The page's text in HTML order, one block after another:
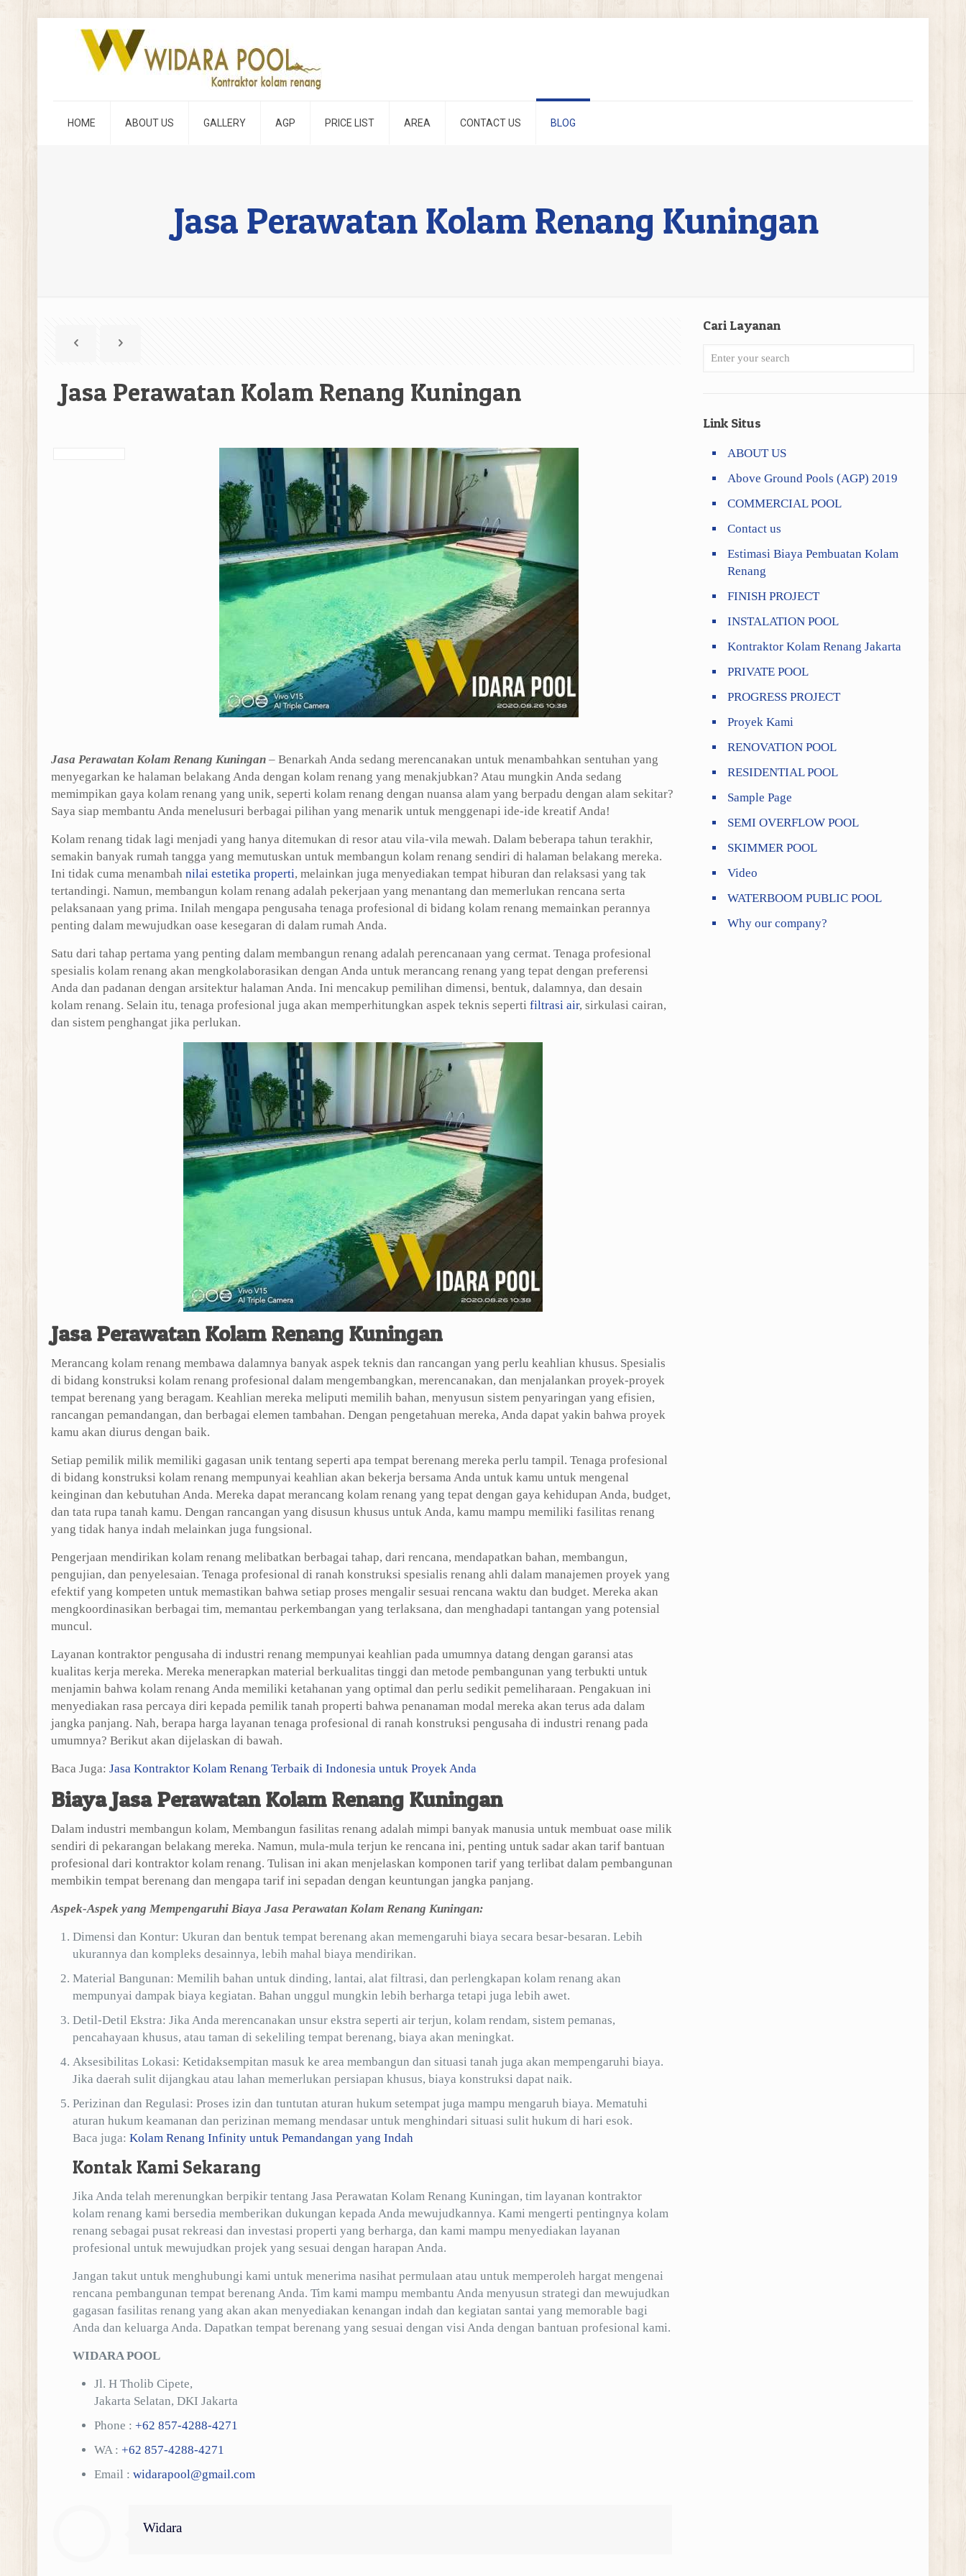
HOME ABOUT US GALLERY AGP PRICE LIST AREA CONTACT US BLOG
Jasa Perawatan Kolam Renang Kuningan
Jasa Perawatan Kolam Renang Kuningan
Jasa Perawatan Kolam Renang Kuningan– Benarkah Anda sedang merencanakan untuk menambahkan sentuhan yang
menyegarkan ke halaman belakang Anda dengan kolam renang yang menakjubkan? Atau mungkin Anda sedang
memimpikan gaya kolam renang yang unik, seperti kolam renang dengan nuansa alam yang berpadu dengan alam sekitar?
Saya siap membantu Anda menelusuri berbagai pilihan yang menarik untuk menggenapi ide-ide kreatif Anda!
Kolam renang tidak lagi menjadi yang hanya ditemukan di resor atau vila-vila mewah. Dalam beberapa tahun terakhir,
semakin banyak rumah tangga yang memutuskan untuk membangun kolam renang sendiri di halaman belakang mereka.
Ini tidak cuma menambah nilai estetika properti, melainkan juga menyediakan tempat hiburan dan relaksasi yang tak
tertandingi. Namun, membangun kolam renang adalah pekerjaan yang menantang dan memerlukan rencana serta
pelaksanaan yang prima. Inilah mengapa pengusaha tenaga profesional di bidang kolam renang memainkan perannya
penting dalam mewujudkan oase kesegaran di dalam rumah Anda.
Satu dari tahap pertama yang penting dalam membangun renang adalah perencanaan yang cermat. Tenaga profesional
spesialis kolam renang akan mengkolaborasikan dengan Anda untuk merancang renang yang tepat dengan preferensi
Anda dan padanan dengan arsitektur halaman Anda. Ini mencakup pemilihan dimensi, bentuk, dalamnya, dan desain
kolam renang. Selain itu, tenaga profesional juga akan memperhitungkan aspek teknis seperti filtrasi air, sirkulasi cairan,
dan sistem penghangat jika perlukan.
Jasa Perawatan Kolam Renang Kuningan
Merancang kolam renang membawa dalamnya banyak aspek teknis dan rancangan yang perlu keahlian khusus. Spesialis
di bidang konstruksi kolam renang profesional dalam mengembangkan, merencanakan, dan menjalankan proyek-proyek
tempat berenang yang beragam. Keahlian mereka meliputi memilih bahan, menyusun sistem penyaringan yang efisien,
rancangan pemandangan, dan berbagai elemen tambahan. Dengan pengetahuan mereka, Anda dapat yakin bahwa proyek
kamu akan diurus dengan baik.
Setiap pemilik milik memiliki gagasan unik tentang seperti apa tempat berenang mereka perlu tampil. Tenaga profesional
di bidang konstruksi kolam renang mempunyai keahlian akan bekerja bersama Anda untuk kamu untuk mengenal
keinginan dan kebutuhan Anda. Mereka dapat merancang kolam renang yang tepat dengan gaya kehidupan Anda, budget,
dan tata rupa tanah kamu. Dengan rancangan yang disusun khusus untuk Anda, kamu mampu memiliki fasilitas renang
yang tidak hanya indah melainkan juga fungsional.
Pengerjaan mendirikan kolam renang melibatkan berbagai tahap, dari rencana, mendapatkan bahan, membangun,
pengujian, dan penyelesaian. Tenaga profesional di ranah konstruksi spesialis renang ahli dalam manajemen proyek yang
efektif yang kompeten untuk memastikan bahwa setiap proses mengalir sesuai rencana waktu dan budget. Mereka akan
mengkoordinasikan berbagai tim, memantau perkembangan yang terlaksana, dan menghadapi tantangan yang potensial
muncul.
Layanan kontraktor pengusaha di industri renang mempunyai keahlian pada umumnya datang dengan garansi atas
kualitas kerja mereka. Mereka menerapkan material berkualitas tinggi dan metode pembangunan yang terbukti untuk
menjamin bahwa kolam renang Anda memiliki ketahanan yang optimal dan perlu sedikit pemeliharaan. Pengakuan ini
menyediakan rasa percaya diri kepada pemilik tanah properti bahwa penanaman modal mereka akan terus ada dalam
jangka panjang. Nah, berapa harga layanan tenaga profesional di ranah konstruksi pengusaha di industri renang pada
umumnya? Berikut akan dijelaskan di bawah.
Baca Juga: Jasa Kontraktor Kolam Renang Terbaik di Indonesia untuk Proyek Anda
Biaya Jasa Perawatan Kolam Renang Kuningan
Dalam industri membangun kolam, Membangun fasilitas renang adalah mimpi banyak manusia untuk membuat oase milik
sendiri di pekarangan belakang mereka. Namun, mula-mula terjun ke rencana ini, penting untuk sadar akan tarif bantuan
profesional dari kontraktor kolam renang. Tulisan ini akan menjelaskan komponen tarif yang terlibat dalam pembangunan
membikin tempat berenang dan mengapa tarif ini sepadan dengan keuntungan jangka panjang.
Aspek-Aspek yang Mempengaruhi Biaya Jasa Perawatan Kolam Renang Kuningan:
Dimensi dan Kontur: Ukuran dan bentuk tempat berenang akan memengaruhi biaya secara besar-besaran. Lebih
ukurannya dan kompleks desainnya, lebih mahal biaya mendirikan.
Material Bangunan: Memilih bahan untuk dinding, lantai, alat filtrasi, dan perlengkapan kolam renang akan
mempunyai dampak biaya kegiatan. Bahan unggul mungkin lebih berharga tetapi juga lebih awet.
Detil-Detil Ekstra: Jika Anda merencanakan unsur ekstra seperti air terjun, kolam rendam, sistem pemanas,
pencahayaan khusus, atau taman di sekeliling tempat berenang, biaya akan meningkat.
Aksesibilitas Lokasi: Ketidaksempitan masuk ke area membangun dan situasi tanah juga akan mempengaruhi biaya.
Jika daerah sulit dijangkau atau lahan memerlukan persiapan khusus, biaya konstruksi dapat naik.
Perizinan dan Regulasi: Proses izin dan tuntutan aturan hukum setempat juga mampu mengaruh biaya. Mematuhi
aturan hukum keamanan dan perizinan memang mendasar untuk menghindari situasi sulit hukum di hari esok.
Baca juga: Kolam Renang Infinity untuk Pemandangan yang Indah
Kontak Kami Sekarang
Jika Anda telah merenungkan berpikir tentang Jasa Perawatan Kolam Renang Kuningan, tim layanan kontraktor
kolam renang kami bersedia memberikan dukungan kepada Anda mewujudkannya. Kami mengerti pentingnya kolam
renang sebagai pusat rekreasi dan investasi properti yang berharga, dan kami mampu menyediakan layanan
profesional untuk mewujudkan projek yang sesuai dengan harapan Anda.
Jangan takut untuk menghubungi kami untuk menerima nasihat permulaan atau untuk memperoleh hargat mengenai
rencana pembangunan tempat berenang Anda. Tim kami mampu membantu Anda menyusun strategi dan mewujudkan
gagasan fasilitas renang yang akan akan menyediakan kenangan indah dan kegiatan santai yang memorable bagi
Anda dan keluarga Anda. Dapatkan tempat berenang yang sesuai dengan visi Anda dengan bantuan profesional kami.
WIDARA POOL
Jl. H Tholib Cipete,
Jakarta Selatan, DKI Jakarta
Phone : +62 857-4288-4271
WA : +62 857-4288-4271
Email : widarapool@gmail.com
Widara
Cari Layanan
Link Situs
ABOUT US
Above Ground Pools (AGP) 2019
COMMERCIAL POOL
Contact us
Estimasi Biaya Pembuatan Kolam
Renang
FINISH PROJECT
INSTALATION POOL
Kontraktor Kolam Renang Jakarta
PRIVATE POOL
PROGRESS PROJECT
Proyek Kami
RENOVATION POOL
RESIDENTIAL POOL
Sample Page
SEMI OVERFLOW POOL
SKIMMER POOL
Video
WATERBOOM PUBLIC POOL
Why our company?